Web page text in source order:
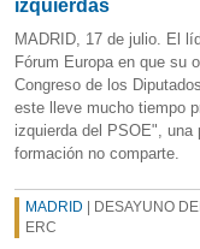
izquierdas
MADRID, 17 de julio. El
Fórum Europa en que su
Congreso de los
este lleve mucho tiempo
izquierda del PSOE", una
formación no comparte.
MADRID | DESAYUNO
ERC